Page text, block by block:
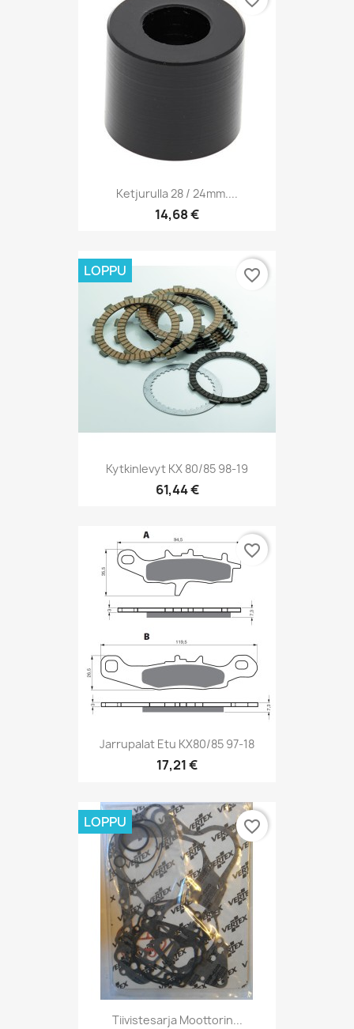
Ketjurulla 28 / 24mm....
14,68 €
Kytkinlevyt KX 80/85 98-19
61,44 €
LOPPU favorite_border
Jarrupalat Etu KX80/85 97-18
17,21 €
favorite_border
Tiivistesarja Moottorin...
LOPPU favorite_border